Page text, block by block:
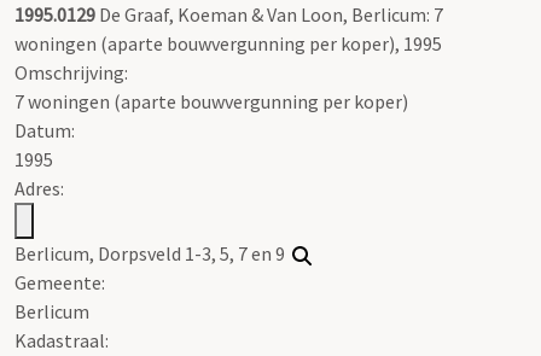
1995.0129 De Graaf, Koeman & Van Loon, Berlicum: 7
woningen (aparte bouwvergunning per koper), 1995
Omschrijving:
7 woningen (aparte bouwvergunning per koper)
Datum:
1995
Adres:
Berlicum, Dorpsveld 1-3, 5, 7 en 9
Gemeente:
Berlicum
Kadastraal: